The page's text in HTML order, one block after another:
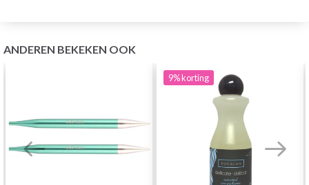
ANDEREN BEKEKEN OOK
9%korting